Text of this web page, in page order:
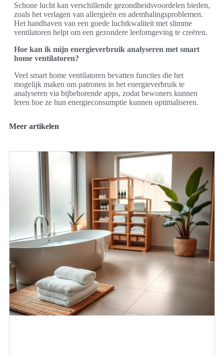
Schone lucht kan verschillende gezondheidsvoordelen bieden,
zoals het verlagen van allergieën en ademhalingsproblemen.
Het handhaven van een goede luchtkwaliteit met slimme
ventilatoren helpt om een gezondere leefomgeving te creëren.
Hoe kan ik mijn energieverbruik analyseren met smart
home ventilatoren?
Veel smart home ventilatoren bevatten functies die het
mogelijk maken om patronen in het energieverbruik te
analyseren via bijbehorende apps, zodat bewoners kunnen
leren hoe ze hun energieconsumptie kunnen optimaliseren.
Meer artikelen